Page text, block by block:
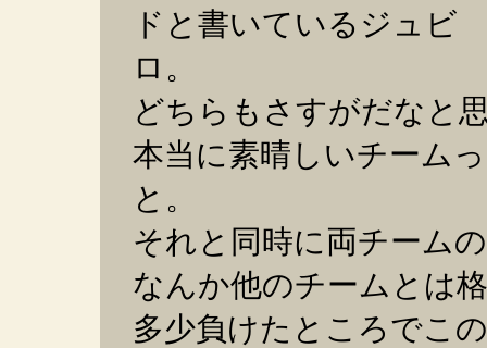
ドと書いているジュビ
ロ。
どちらもさすがだなと
本当に素晴しいチーム
と。
それと同時に両チーム
なんか他のチームとは
多少負けたところでこ